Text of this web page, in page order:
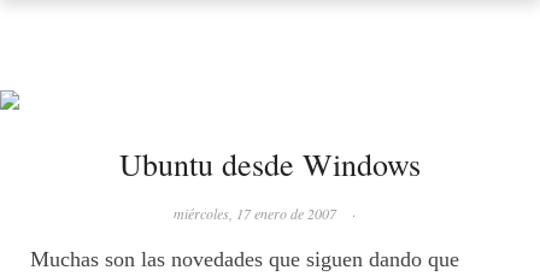
Ubuntu desde Windows
miércoles, 17 enero de 2007 ·
Muchas son las novedades que siguen dando que